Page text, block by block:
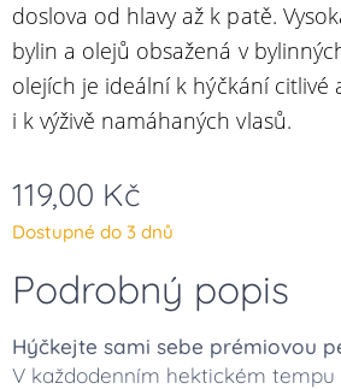
doslova od hlavy až k patě.
bylin a olejů obsažená v
olejích je ideální k hýčkání citlivé
i k výživě namáhaných vlasů.
119,00 Kč
Dostupné do 3 dnů
Podrobný popis
Hýčkejte sami sebe prémiovou
V každodenním hektickém tempu